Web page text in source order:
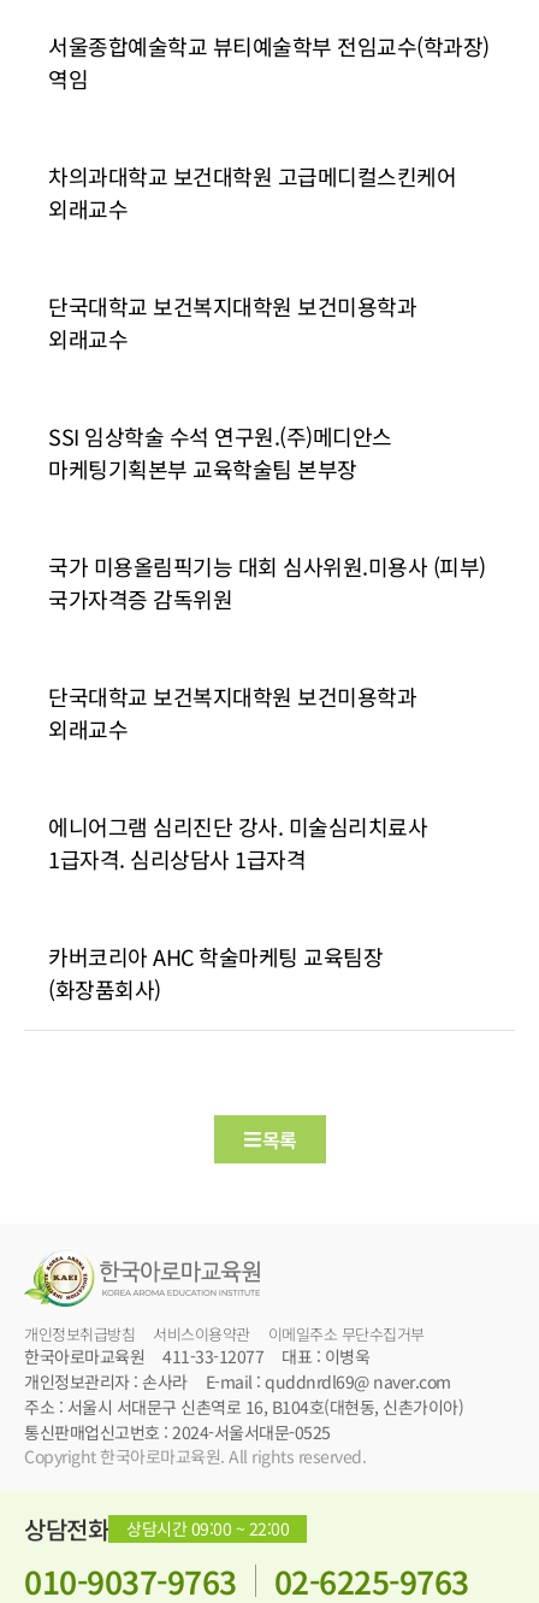
서울종합예술학교 뷰티예술학부 전임교수(학과장)
역임
차의과대학교 보건대학원 고급메디컬스킨케어
외래교수
단국대학교 보건복지대학원 보건미용학과
외래교수
SSI 임상학술 수석 연구원.(주)메디안스
마케팅기획본부 교육학술팀 본부장
국가 미용올림픽기능 대회 심사위원.미용사 (피부)
국가자격증 감독위원
단국대학교 보건복지대학원 보건미용학과
외래교수
에니어그램 심리진단 강사. 미술심리치료사
1급자격. 심리상담사 1급자격
카버코리아 AHC 학술마케팅 교육팀장
(화장품회사)
목록
개인정보취급방침 서비스이용약관 이메일주소 무단수집거부
한국아로마교육원 411-33-12077
대표 : 이병욱
개인정보관리자 : 손사라
E-mail : quddnrdl69@ naver.com
주소 : 서울시 서대문구 신촌역로 16, B104호(대현동, 신촌가이아)
통신판매업신고번호 : 2024-서울서대문-0525
Copyright 한국아로마교육원. All rights reserved.
상담전화 상담시간 09:00 ~ 22:00
010-9037-9763 02-6225-9763